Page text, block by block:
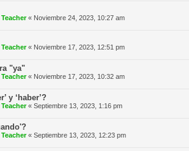
« Noviembre 24, 2023, 10:27 am
« Noviembre 17, 2023, 12:51 pm
"ya"
« Noviembre 17, 2023, 10:32 am
y ‘haber’?
« Septiembre 13, 2023, 1:16 pm
« Septiembre 13, 2023, 12:23 pm